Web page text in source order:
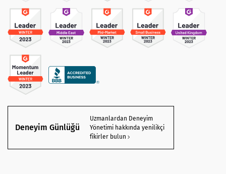
Deneyim Günlüğü
Uzmanlardan Deneyim
Yönetimi hakkında yenilikçi
fikirler bulun